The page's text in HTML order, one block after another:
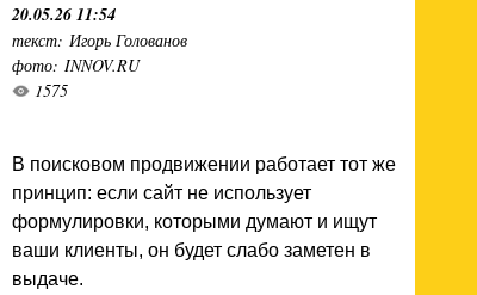
20.05.26 11:54
текст: Игорь Голованов
фото: INNOV.RU
1575
В поисковом продвижении работает тот же
принцип: если сайт не использует
формулировки, которыми думают и ищут
ваши клиенты, он будет слабо заметен в
выдаче.